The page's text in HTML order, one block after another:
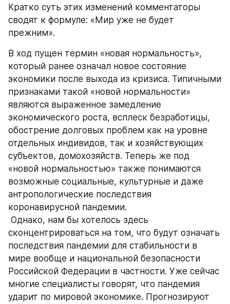
Кратко суть этих изменений комментаторы
сводят к формуле: «Мир уже не будет
прежним».
В ход пущен термин «новая нормальность»,
который ранее означал новое состояние
экономики после выхода из кризиса. Типичными
признаками такой «новой нормальности»
являются выраженное замедление
экономического роста, всплеск безработицы,
обострение долговых проблем как на уровне
отдельных индивидов, так и хозяйствующих
субъектов, домохозяйств. Теперь же под
«новой нормальностью» также понимаются
возможные социальные, культурные и даже
антропологические последствия
коронавирусной пандемии.
сконцентрироваться на том, что будут означать
последствия пандемии для стабильности в
мире вообще и национальной безопасности
Российской Федерации в частности. Уже сейчас
многие специалисты говорят, что пандемия
ударит по мировой экономике. Прогнозируют